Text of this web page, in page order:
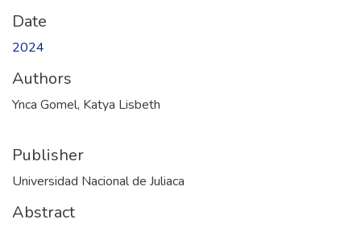
Date
2024
Authors
Ynca Gomel, Katya Lisbeth
Publisher
Universidad Nacional de Juliaca
Abstract